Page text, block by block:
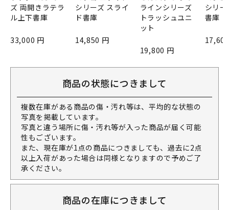
ズ 両開きラテラ
ル上下書庫
33,000 円
シリーズ スライ
ド書庫
14,850 円
ラインシリーズ
トラッシュユニ
ット
19,800 円
シリ
書庫
商品の状態につきまして
複数在庫がある商品の傷・汚れ等は、平均的な状態の
写真を掲載しています。
写真と違う場所に傷・汚れ等が入った商品が届く可能
性もございます。
また、現在庫が1点の商品につきましても、過去に2点
以上入荷があった場合は同様となりますので予めご了
承ください。
商品の在庫につきまして